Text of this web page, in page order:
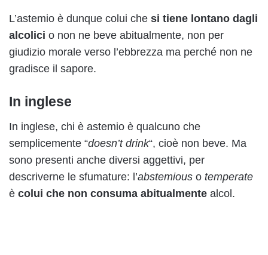
L’astemio è dunque colui che si tiene lontano dagli
alcolici o non ne beve abitualmente, non per
giudizio morale verso l’ebbrezza ma perché non ne
gradisce il sapore.
In inglese
In inglese, chi è astemio è qualcuno che
semplicemente “doesn’t drink“, cioè non beve. Ma
sono presenti anche diversi aggettivi, per
descriverne le sfumature: l’abstemious o temperate
è colui che non consuma abitualmente alcol.